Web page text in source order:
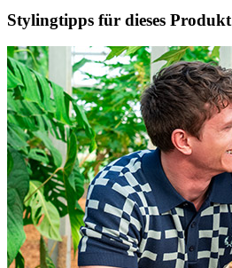
Stylingtipps für dieses Produkt